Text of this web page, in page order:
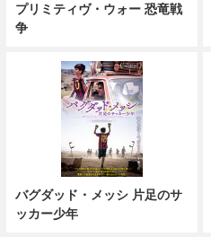
プリミティヴ・ウォー 恐竜戦
争
バグダッド・メッシ 片足のサ
ッカー少年